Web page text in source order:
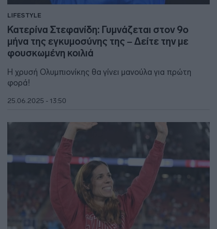
LIFESTYLE
Κατερίνα Στεφανίδη: Γυμνάζεται στον 9ο
μήνα της εγκυμοσύνης της – Δείτε την με
φουσκωμένη κοιλιά
Η χρυσή Ολυμπιονίκης θα γίνει μανούλα για πρώτη
φορά!
25.06.2025 - 13:50